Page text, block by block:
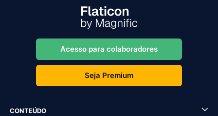
Acesso para colaboradores
Seja Premium
CONTEÚDO